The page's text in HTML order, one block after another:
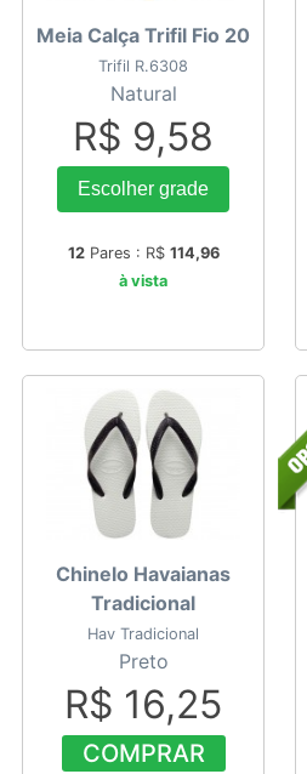
Meia Calça Trifil Fio 20
Trifil R.6308
Natural
R$ 9,58
Escolher grade
12Pares : R$ 114,96
à vista
Chinelo Havaianas
Tradicional
Hav Tradicional
Preto
R$ 16,25
COMPRAR